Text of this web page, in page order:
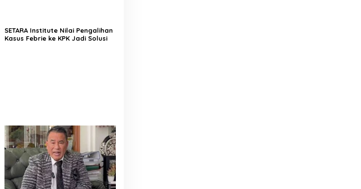
SETARA Institute Nilai Pengalihan
Kasus Febrie ke KPK Jadi Solusi